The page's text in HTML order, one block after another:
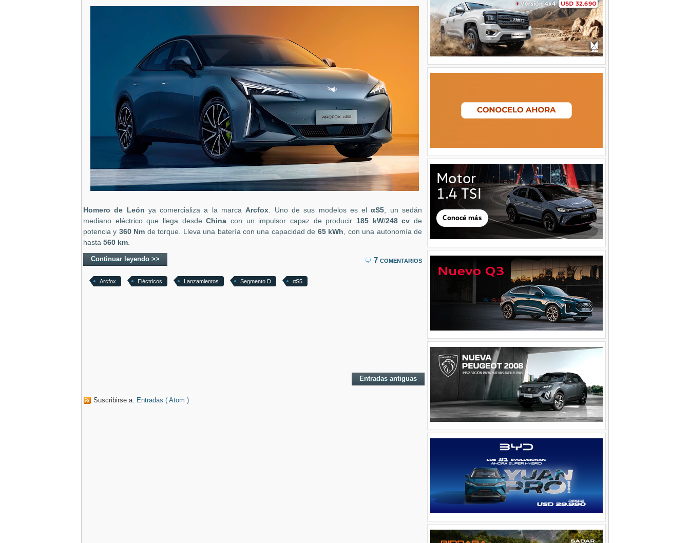
Homero de León ya comercializa a la marcaArcfox. Uno de sus modelos es el αS5, un sedán
mediano eléctrico que llega desdeChina con un impulsor capaz de producir 185 kW/248 cv de
potencia y 360 Nm de torque. Lleva una batería con una capacidad de 65 kWh, con una autonomía de
hasta 560 km.
Continuar leyendo >> 7 comentarios
Arcfox Eléctricos Lanzamientos Segmento D αS5
Entradas antiguas
Suscribirse a: Entradas ( Atom )